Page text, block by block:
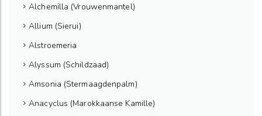
Alchemilla (Vrouwenmantel)
Allium (Sierui)
Alstroemeria
Alyssum (Schildzaad)
Amsonia (Stermaagdenpalm)
Anacyclus (Marokkaanse Kamille)